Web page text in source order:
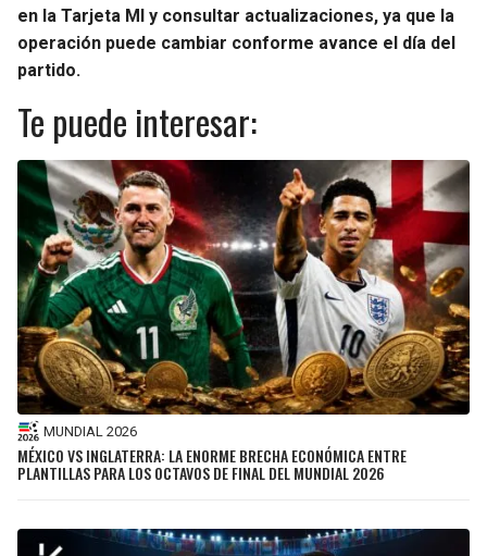
en la Tarjeta MI y consultar actualizaciones, ya que la
operación puede cambiar conforme avance el día del
partido.
Te puede interesar:
MUNDIAL 2026
MÉXICO VS INGLATERRA: LA ENORME BRECHA ECONÓMICA ENTRE
PLANTILLAS PARA LOS OCTAVOS DE FINAL DEL MUNDIAL 2026